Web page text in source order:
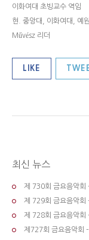
이화여대 초빙교수 역임
현. 중앙대, 이화여대, 예
Művész 리더
LIKE
최신 뉴스
제 730회 금요음악회
제 729회 금요음악회
제 728회 금요음악회
제727회 금요음악회